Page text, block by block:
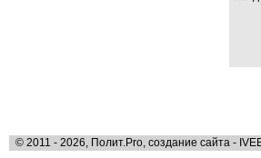
© 2011 - 2026, Полит.Pro, создание сайта -